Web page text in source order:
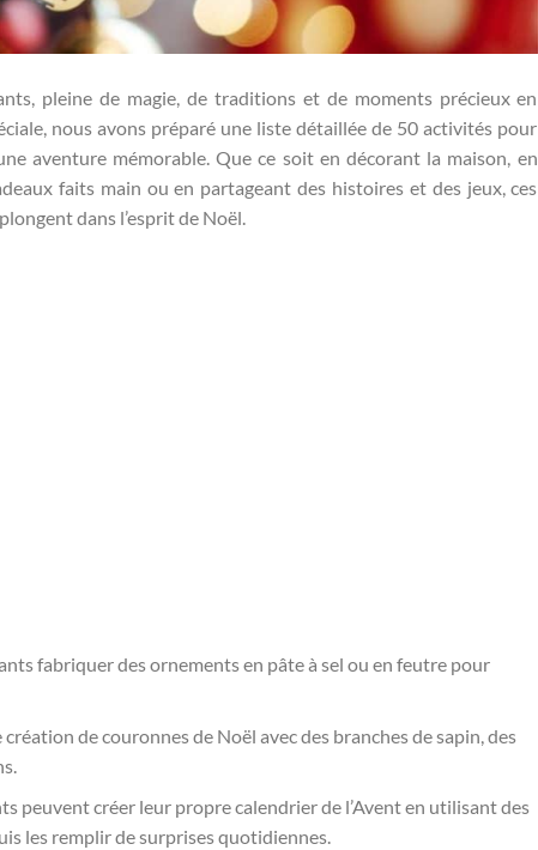
pleine de magie, de traditions et de moments précieux en
nous avons préparé une liste détaillée de 50 activités pour
aventure mémorable. Que ce soit en décorant la maison, en
faits main ou en partageant des histoires et des jeux, ces
dans l’esprit de Noël.
fabriquer des ornements en pâte à sel ou en feutre pour
de couronnes de Noël avec des branches de sapin, des
peuvent créer leur propre calendrier de l’Avent en utilisant des
les remplir de surprises quotidiennes.